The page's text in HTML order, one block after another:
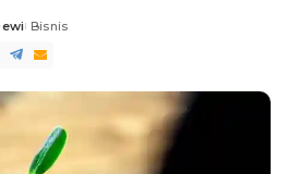
Bisnis